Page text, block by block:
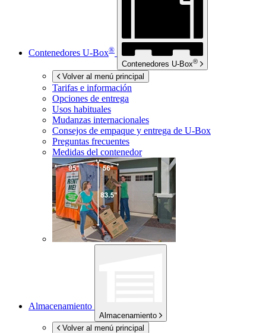
Contenedores U-Box®
Contenedores U-Box®
Volver al menú principal
Tarifas e información
Opciones de entrega
Usos habituales
Mudanzas internacionales
Consejos de empaque y entrega de U-Box
Preguntas frecuentes
Medidas del contenedor
Almacenamiento
Almacenamiento
Volver al menú principal